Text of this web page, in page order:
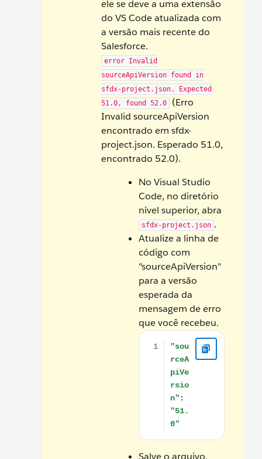
ele se deve a uma extensão
do VS Code atualizada com
a versão mais recente do
Salesforce.
error Invalid
sourceApiVersion found in
sfdx-project.json. Expected
51.0, found 52.0
(Erro
Invalid sourceApiVersion
encontrado em sfdx-
project.json. Esperado 51.0,
encontrado 52.0).
No Visual Studio
Code, no diretório
nível superior, abra
sfdx-project.json .
Atualize a linha de
código com
"sourceApiVersion"
para a versão
esperada da
mensagem de erro
que você recebeu.
"sourceApiVersion": "51.0"
Salve o arquivo.